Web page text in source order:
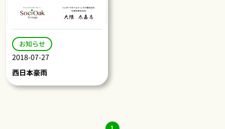
お知らせ
2018-07-27
西日本豪雨